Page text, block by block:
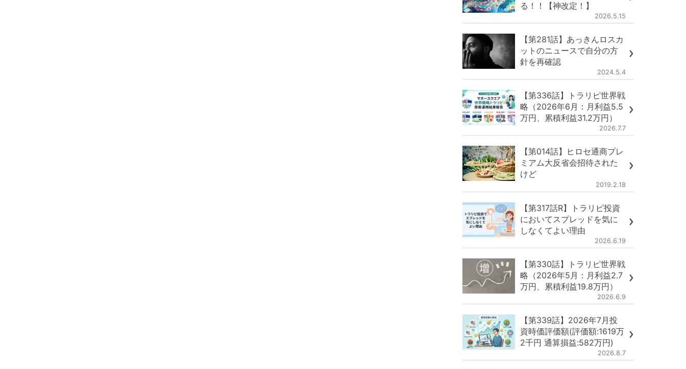
る！！【神改定！】
2026.5.15
【第281話】あっきんロスカ
ットのニュースで自分の方
針を再確認
2024.5.4
【第336話】トラリピ世界戦
略（2026年6月：月利益5.5
万円、累積利益31.2万円）
2026.7.7
【第014話】ヒロセ通商プレ
ミアム大反省会招待された
けど
2019.2.18
【第317話R】トラリピ投資
においてスプレッドを気に
しなくてよい理由
2026.6.19
【第330話】トラリピ世界戦
略（2026年5月：月利益2.7
万円、累積利益19.8万円）
2026.6.9
【第339話】2026年7月投
資時価評価額(評価額:1619万
2千円 通算損益:582万円)
2026.8.7